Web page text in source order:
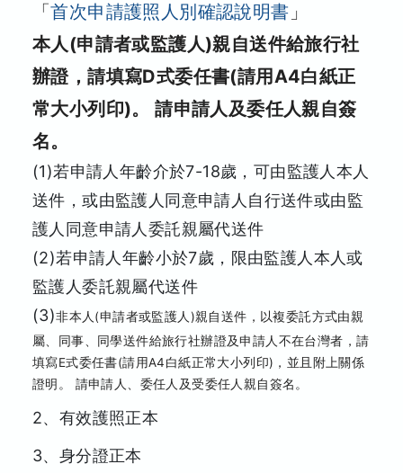
「首次申請護照人別確認說明書 」
本人(申請者或監護人)親自送件給旅行社
辦證，請填寫D式委任書(請用A4白紙正
常大小列印)。 請申請人及委任人親自簽
名。
(1)若申請人年齡介於7-18歲，可由監護人本人
送件，或由監護人同意申請人自行送件或由監
護人同意申請人委託親屬代送件
(2)若申請人年齡小於7歲，限由監護人本人或
監護人委託親屬代送件
(3)非本人(申請者或監護人)親自送件，以複委託方式由親
屬、同事、同學送件給旅行社辦證及申請人不在台灣者，請
填寫E式委任書(請用A4白紙正常大小列印)，並且附上關係
證明。 請申請人、委任人及受委任人親自簽名。
2、有效護照正本
3、身分證正本